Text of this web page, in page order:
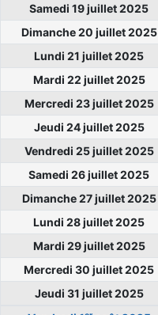
Samedi 19 juillet 2025
Dimanche 20 juillet 2025
Lundi 21 juillet 2025
Mardi 22 juillet 2025
Mercredi 23 juillet 2025
Jeudi 24 juillet 2025
Vendredi 25 juillet 2025
Samedi 26 juillet 2025
Dimanche 27 juillet 2025
Lundi 28 juillet 2025
Mardi 29 juillet 2025
Mercredi 30 juillet 2025
Jeudi 31 juillet 2025